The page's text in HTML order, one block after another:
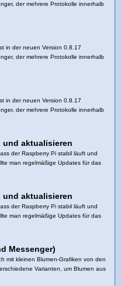
der mehrere Protokolle innerhalb
in der neuen Version 0.8.17
der mehrere Protokolle innerhalb
in der neuen Version 0.8.17
der mehrere Protokolle innerhalb
und aktualisieren
der Raspberry Pi stabil läuft und
man regelmäßige Updates für das
und aktualisieren
der Raspberry Pi stabil läuft und
man regelmäßige Updates für das
Messenger)
mit kleinen Blumen-Grafiken von den
Varianten, um Blumen aus